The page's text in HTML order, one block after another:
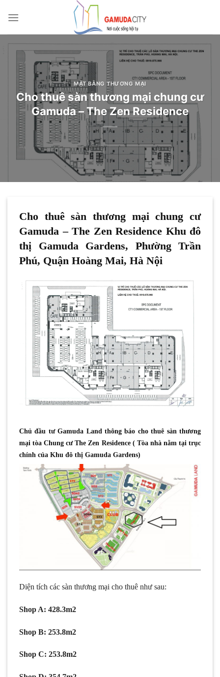
qua
dung
MẶT BẰNG THƯƠNG MẠI
Cho thuê sàn thương mại chung cư
Gamuda – The Zen Residence
Cho thuê sàn thương mại chung cư
Gamuda – The Zen Residence Khu đô
thị Gamuda Gardens, Phường Trần
Phú, Quận Hoàng Mai, Hà Nội
Chủ đầu tư Gamuda Land thông báo cho thuê sàn thương
mại tòa Chung cư The Zen Residence ( Tòa nhà nằm tại trục
chính của Khu đô thị Gamuda Gardens)
Diện tích các sàn thương mại cho thuê như sau:
Shop A: 428.3m2
Shop B: 253.8m2
Shop C: 253.8m2